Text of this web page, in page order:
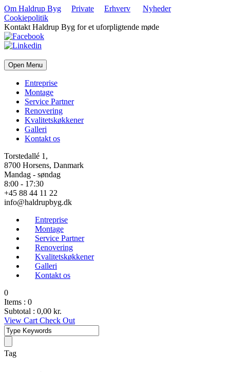
Om Haldrup Byg Private Erhverv
Nyheder
Cookiepolitik
Kontakt Haldrup Byg for et uforpligtende møde
Open Menu
Entreprise
Montage
Service Partner
Renovering
Kvalitetskøkkener
Galleri
Kontakt os
Torstedallé 1,
8700 Horsens, Danmark
Mandag - søndag
8:00 - 17:30
+45 88 44 11 22
info@haldrupbyg.dk
Entreprise
Montage
Service Partner
Renovering
Kvalitetskøkkener
Galleri
Kontakt os
0
Items : 0
Subtotal : 0,00 kr.
View Cart Check Out
Tag